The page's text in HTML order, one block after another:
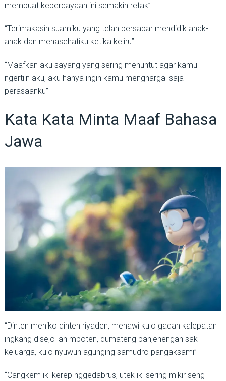
membuat kepercayaan ini semakin retak”
“Terimakasih suamiku yang telah bersabar mendidik anak-
anak dan menasehatiku ketika keliru”
“Maafkan aku sayang yang sering menuntut agar kamu
ngertiin aku, aku hanya ingin kamu menghargai saja
perasaanku”
Kata Kata Minta Maaf Bahasa
Jawa
“Dinten meniko dinten riyaden, menawi kulo gadah kalepatan
ingkang disejo lan mboten, dumateng panjenengan sak
keluarga, kulo nyuwun agunging samudro pangaksami”
“Cangkem iki kerep nggedabrus, utek iki sering mikir seng